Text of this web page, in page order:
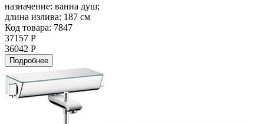
назначение: ванна душ;
длина излива: 187 см
Код товара: 7847
37157 Р
36042 Р
Подробнее